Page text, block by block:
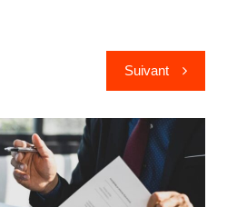
Suivant